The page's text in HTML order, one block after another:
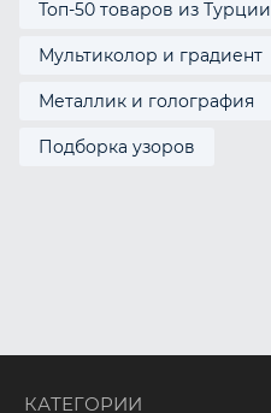
Топ-50 товаров из Турции
Мультиколор и градиент
Металлик и голография
Подборка узоров
КАТЕГОРИИ